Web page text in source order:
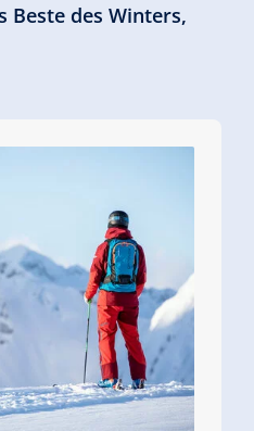
Beste des Winters,